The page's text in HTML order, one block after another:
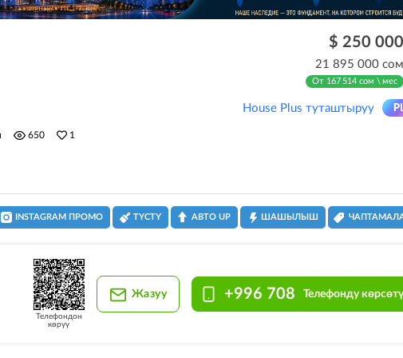
$ 250 000
21 895 000 сом
От 167 514 сом \ мес
House Plus туташтыруу
650 1
INSTAGRAM ПРОМО ТҮСТҮ АВТО UP ШАШЫЛЫШ
Телефондон
көрүү
Жазуу +996 708 Телефонду